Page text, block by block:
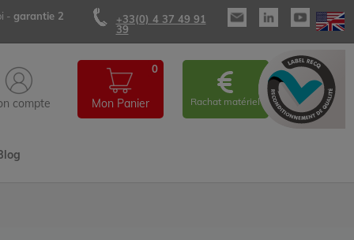
- garantie 2
+33(0) 4 37 49 91
39
compte Mon Panier
0
Rachat matériel